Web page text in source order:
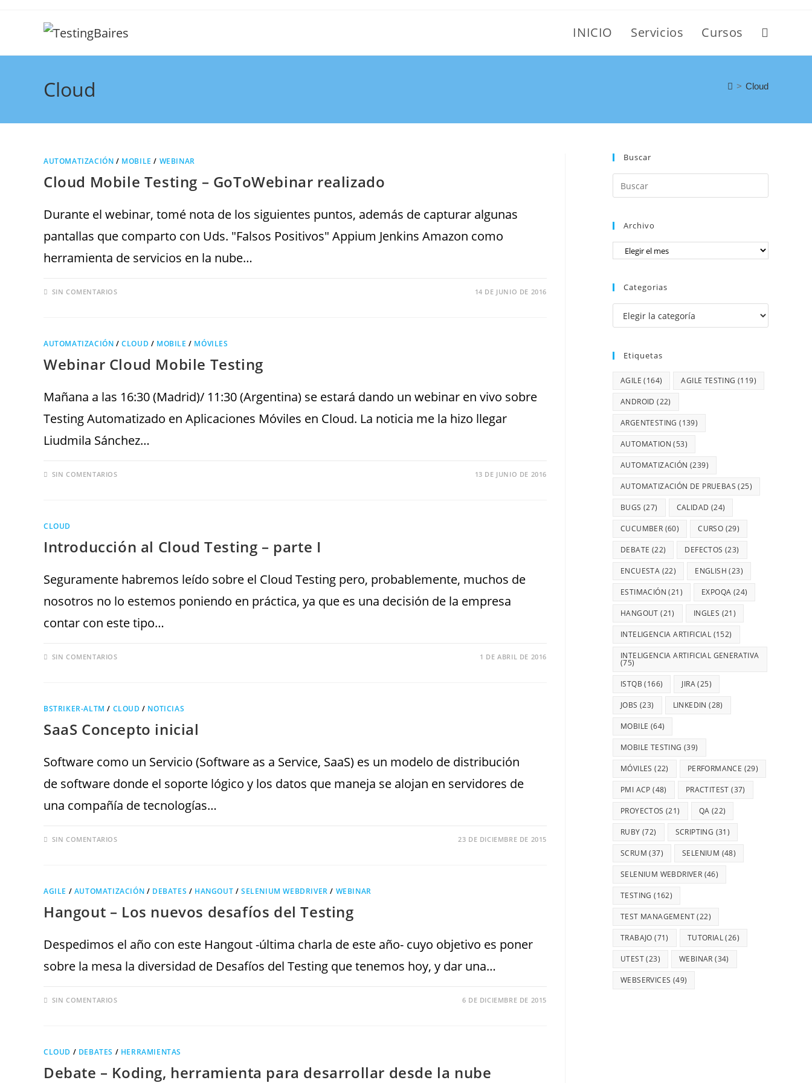
INICIO Servicios Cursos
Cloud > Cloud
AUTOMATIZACIÓN / MOBILE / WEBINAR
Cloud Mobile Testing – GoToWebinar realizado
Durante el webinar, tomé nota de los siguientes puntos, además de capturar algunas
pantallas que comparto con Uds. "Falsos Positivos" Appium Jenkins Amazon como
herramienta de servicios en la nube…
SIN COMENTARIOS 14 DE JUNIO DE 2016
AUTOMATIZACIÓN /CLOUD / MOBILE / MÓVILES
Webinar Cloud Mobile Testing
Mañana a las 16:30 (Madrid)/ 11:30 (Argentina) se estará dando un webinar en vivo sobre
Testing Automatizado en Aplicaciones Móviles en Cloud. La noticia me la hizo llegar
Liudmila Sánchez…
SIN COMENTARIOS 13 DE JUNIO DE 2016
CLOUD
Introducción al Cloud Testing – parte I
Seguramente habremos leído sobre el Cloud Testing pero, probablemente, muchos de
nosotros no lo estemos poniendo en práctica, ya que es una decisión de la empresa
contar con este tipo…
SIN COMENTARIOS 1 DE ABRIL DE 2016
BSTRIKER-ALTM / CLOUD / NOTICIAS
SaaS Concepto inicial
Software como un Servicio (Software as a Service, SaaS) es un modelo de distribución
de software donde el soporte lógico y los datos que maneja se alojan en servidores de
una compañía de tecnologías…
SIN COMENTARIOS 23 DE DICIEMBRE DE 2015
AGILE / AUTOMATIZACIÓN / DEBATES / HANGOUT /SELENIUM WEBDRIVER / WEBINAR
Hangout – Los nuevos desafíos del Testing
Despedimos el año con este Hangout -última charla de este año- cuyo objetivo es poner
sobre la mesa la diversidad de Desafíos del Testing que tenemos hoy, y dar una…
SIN COMENTARIOS 6 DE DICIEMBRE DE 2015
CLOUD / DEBATES / HERRAMIENTAS
Debate – Koding, herramienta para desarrollar desde la nube
Buscar
Archivo
Categorias
Etiquetas
AGILE (164) AGILE TESTING (119)
ANDROID (22)
ARGENTESTING (139)
AUTOMATION (53)
AUTOMATIZACIÓN (239)
AUTOMATIZACIÓN DE PRUEBAS (25)
BUGS (27) CALIDAD (24)
CUCUMBER (60) CURSO (29)
DEBATE (22) DEFECTOS (23)
ENCUESTA (22) ENGLISH (23)
ESTIMACIÓN (21) EXPOQA (24)
HANGOUT (21) INGLES (21)
INTELIGENCIA ARTIFICIAL (152)
INTELIGENCIA ARTIFICIAL GENERATIVA
(75)
ISTQB (166) JIRA(25)
JOBS (23) LINKEDIN (28)
MOBILE (64)
MOBILE TESTING (39)
MÓVILES (22) PERFORMANCE (29)
PMI ACP (48) PRACTITEST (37)
PROYECTOS (21) QA (22)
RUBY (72) SCRIPTING (31)
SCRUM (37) SELENIUM (48)
SELENIUM WEBDRIVER (46)
TESTING (162)
TEST MANAGEMENT(22)
TRABAJO (71) TUTORIAL(26)
UTEST(23) WEBINAR (34)
WEBSERVICES (49)